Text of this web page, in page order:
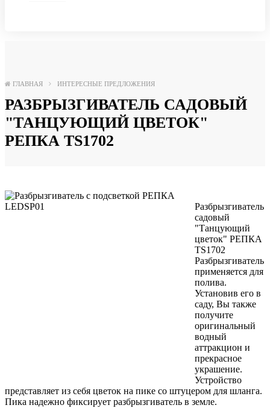
ГЛАВНАЯ ИНТЕРЕСНЫЕ ПРЕДЛОЖЕНИЯ
РАЗБРЫЗГИВАТЕЛЬ САДОВЫЙ
"ТАНЦУЮЩИЙ ЦВЕТОК"
РЕПКА TS1702
Разбрызгиватель
садовый
"Танцующий
цветок" РЕПКА
TS1702
Разбрызгиватель
применяется для
полива.
Установив его в
саду, Вы также
получите
оригинальный
водный
аттракцион и
прекрасное
украшение.
Устройство
представляет из себя цветок на пике со штуцером для шланга.
Пика надежно фиксирует разбрызгиватель в земле.